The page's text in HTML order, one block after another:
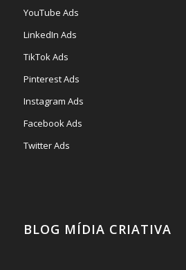
YouTube Ads
LinkedIn Ads
TikTok Ads
Pinterest Ads
Instagram Ads
Facebook Ads
Twitter Ads
BLOG MÍDIA CRIATIVA